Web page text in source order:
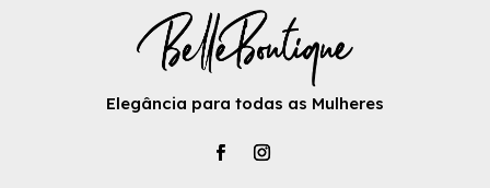
Elegância para todas as Mulheres